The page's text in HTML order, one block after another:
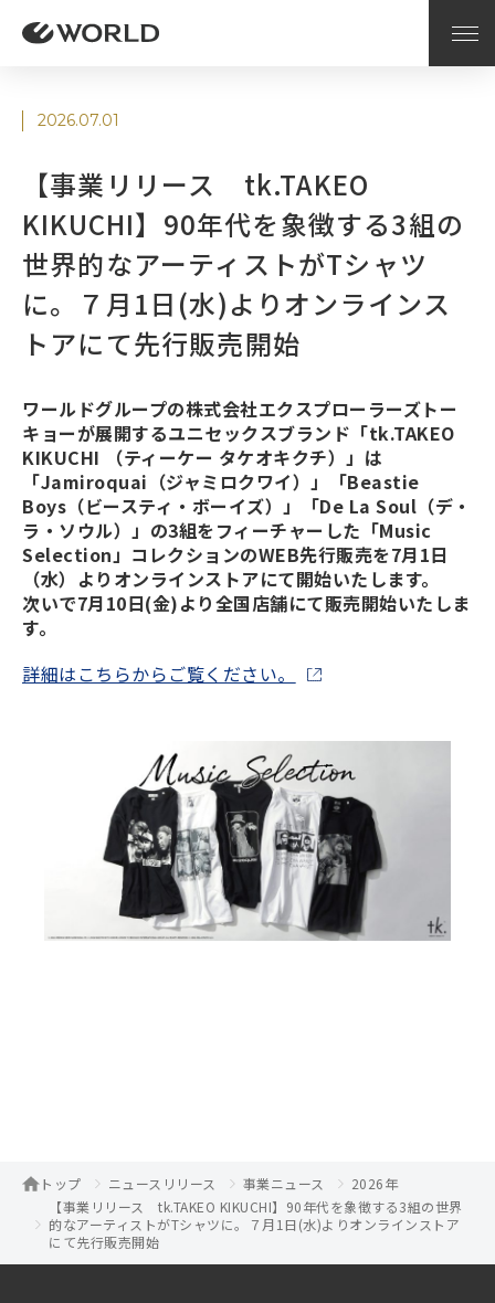
2026.07.01
【事業リリース tk.TAKEO
KIKUCHI】90年代を象徴する3組の
世界的なアーティストがTシャツ
に。７月1日(水)よりオンラインス
トアにて先行販売開始
ワールドグループの株式会社エクスプローラーズトー
キョーが展開するユニセックスブランド「tk.TAKEO
KIKUCHI （ティーケー タケオキクチ）」は
「Jamiroquai（ジャミロクワイ）」「Beastie
Boys（ビースティ・ボーイズ）」「De La Soul（デ・
ラ・ソウル）」の3組をフィーチャーした「Music
Selection」コレクションのWEB先行販売を7月1日
（水）よりオンラインストアにて開始いたします。
次いで7月10日(金)より全国店舗にて販売開始いたしま
す。
詳細はこちらからご覧ください。
トップ ニュースリリース 事業ニュース
2026年
【事業リリース tk.TAKEO KIKUCHI】90年代を象徴する3組の世界
的なアーティストがTシャツに。７月1日(水)よりオンラインストア
にて先行販売開始